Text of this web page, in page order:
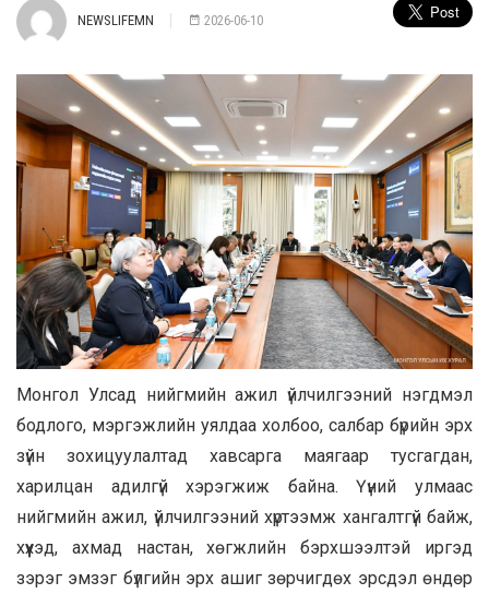
NEWSLIFEMN 2026-06-10
Монгол Улсад нийгмийн ажил үйлчилгээний нэгдмэл
бодлого, мэргэжлийн уялдаа холбоо, салбар бүрийн эрх
зүйн зохицуулалтад хавсарга маягаар тусгагдан,
харилцан адилгүй хэрэгжиж байна. Үүний улмаас
нийгмийн ажил, үйлчилгээний хүртээмж хангалтгүй байж,
хүүхэд, ахмад настан, хөгжлийн бэрхшээлтэй иргэд
зэрэг эмзэг бүлгийн эрх ашиг зөрчигдөх эрсдэл өндөр